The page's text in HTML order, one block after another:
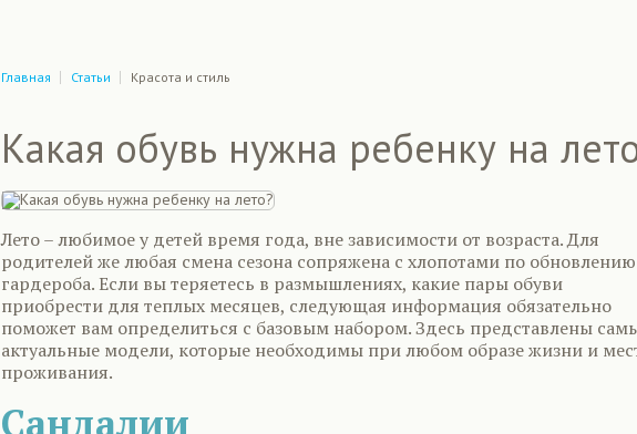
Главная Статьи Красота и стиль
Какая обувь нужна ребенку на
Лето – любимое у детей время года, вне зависимости от возраста. Для
родителей же любая смена сезона сопряжена с хлопотами по обновлению
гардероба. Если вы теряетесь в размышлениях, какие пары обуви
приобрести для теплых месяцев, следующая информация обязательно
поможет вам определиться с базовым набором. Здесь представлены
актуальные модели, которые необходимы при любом образе жизни и
проживания.
Сандалии